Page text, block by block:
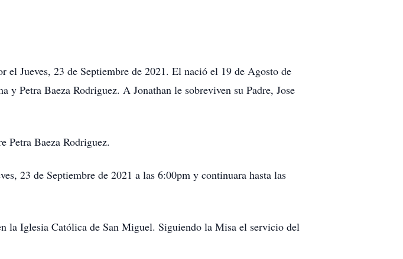
el Jueves, 23 de Septiembre de 2021. El nació el 19 de Agosto de
y Petra Baeza Rodriguez. A Jonathan le sobreviven su Padre, Jose
Petra Baeza Rodriguez.
23 de Septiembre de 2021 a las 6:00pm y continuara hasta las
la Iglesia Católica de San Miguel. Siguiendo la Misa el servicio del